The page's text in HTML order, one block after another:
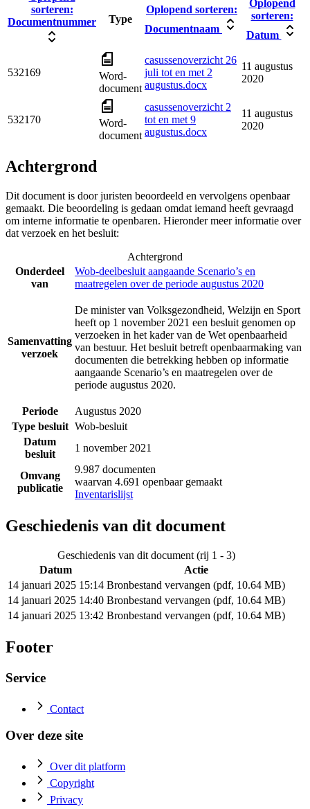
sorteren:
Documentnummer
Type
Oplopend sorteren:
Documentnaam
Oplopend
sorteren:
Datum
532169
Word-
document
casussenoverzicht 26
juli tot en met 2
augustus.docx
11 augustus
2020
532170
Word-
document
casussenoverzicht 2
tot en met 9
augustus.docx
11 augustus
2020
Achtergrond
Dit document is door juristen beoordeeld en vervolgens openbaar
gemaakt. Die beoordeling is gedaan omdat iemand heeft gevraagd
om interne informatie te openbaren. Hieronder meer informatie over
dat verzoek en het besluit:
Achtergrond
Onderdeel
van
Wob-deelbesluit aangaande Scenario’s en
maatregelen over de periode augustus 2020
Samenvatting
verzoek
De minister van Volksgezondheid, Welzijn en Sport
heeft op 1 november 2021 een besluit genomen op
verzoeken in het kader van de Wet openbaarheid
van bestuur. Het besluit betreft openbaarmaking van
documenten die betrekking hebben op informatie
aangaande Scenario’s en maatregelen over de
periode augustus 2020.
Periode
Augustus 2020
Type besluit Wob-besluit
Datum
besluit
1 november 2021
Omvang
publicatie
9.987 documenten
waarvan 4.691 openbaar gemaakt
Inventarislijst
Geschiedenis van dit document
Geschiedenis van dit document (rij 1 - 3)
Datum
Actie
14 januari 2025 15:14 Bronbestand vervangen (pdf, 10.64 MB)
14 januari 2025 14:40 Bronbestand vervangen (pdf, 10.64 MB)
14 januari 2025 13:42 Bronbestand vervangen (pdf, 10.64 MB)
Footer
Service
Contact
Over deze site
Over dit platform
Copyright
Privacy